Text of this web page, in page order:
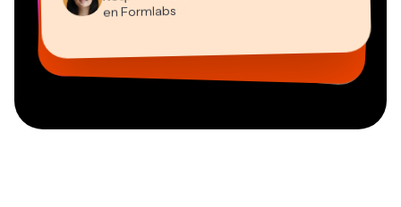
en Formlabs
Grant Taleck
Youtuber
Director de Contenidos
Heidi Rae
Educación
Mitch Rawlings
Dina Segovia
Trabajador freelance virtual